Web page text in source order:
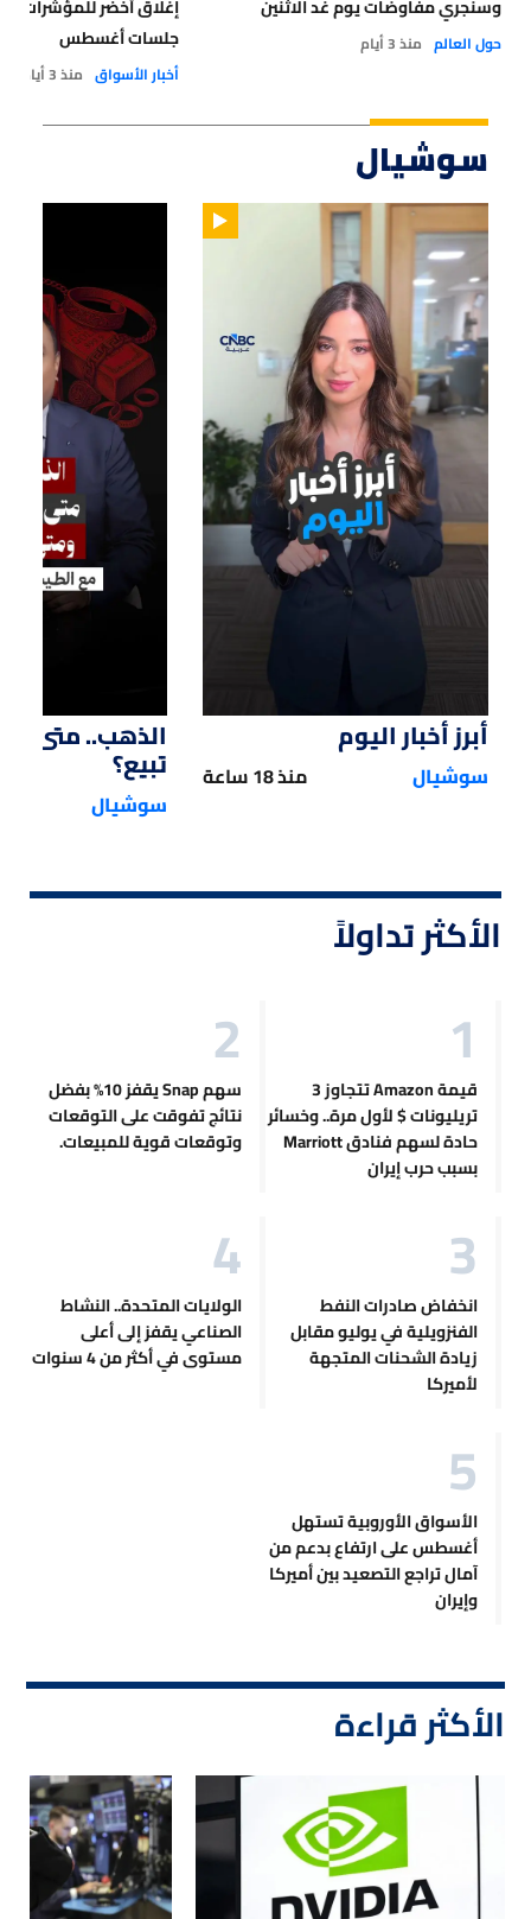
وسنجري مفاوضات يوم غد الاثنين
حول العالم منذ 3 أيام
إغلاق أخضر للمؤشرات
جلسات أغسطس
أخبار الأسواق منذ 3 أيام
سوشيال
01:00
أبرز أخبار اليوم
سوشيال منذ 18 ساعة
الذهب.. متى
تبيع؟
سوشيال
الأكثر تداولاً
قيمة Amazon تتجاوز 3
تريليونات $ لأول مرة.. وخسائر
حادة لسهم فنادق Marriott
بسبب حرب إيران
سهم Snap يقفز 10% بفضل
نتائج تفوقت على التوقعات
وتوقعات قوية للمبيعات.
انخفاض صادرات النفط
الفنزويلية في يوليو مقابل
زيادة الشحنات المتجهة
لأميركا
الولايات المتحدة.. النشاط
الصناعي يقفز إلى أعلى
مستوى في أكثر من 4 سنوات
الأسواق الأوروبية تستهل
أغسطس على ارتفاع بدعم من
آمال تراجع التصعيد بين أميركا
وإيران
الأكثر قراءة